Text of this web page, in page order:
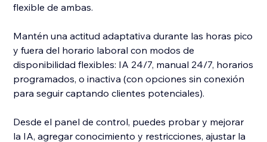
flexible de ambas.
Mantén una actitud adaptativa durante las horas pico
y fuera del horario laboral con modos de
disponibilidad flexibles: IA 24/7, manual 24/7, horarios
programados, o inactiva (con opciones sin conexión
para seguir captando clientes potenciales).
Desde el panel de control, puedes probar y mejorar
la IA, agregar conocimiento y restricciones, ajustar la